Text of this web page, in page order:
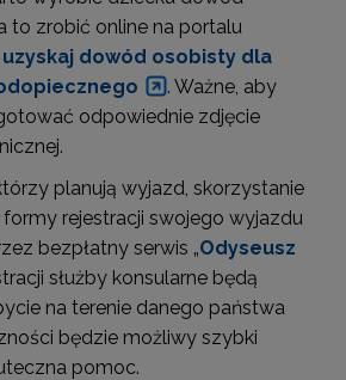
to zrobić online na portalu
uzyskaj dowód osobisty dla
. Ważne, aby
odpowiednie zdjęcie
planują wyjazd, skorzystanie
rejestracji swojego wyjazdu
bezpłatny serwis „Odyseusz
służby konsularne będą
na terenie danego państwa
będzie możliwy szybki
pomoc.